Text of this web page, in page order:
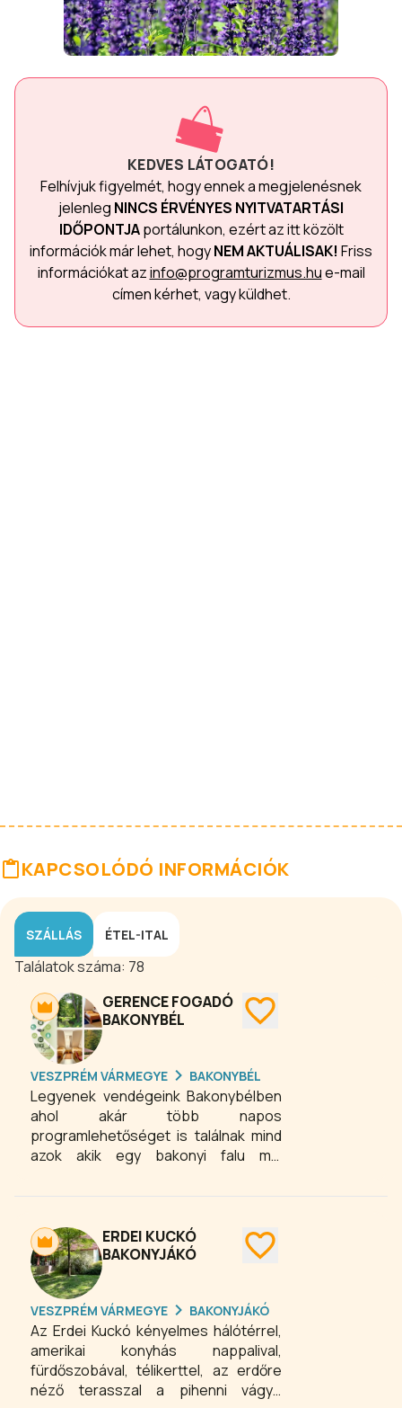
KEDVES LÁTOGATÓ!
Felhívjuk figyelmét, hogy ennek a megjelenésnek
jelenleg NINCS ÉRVÉNYES NYITVATARTÁSI
IDŐPONTJA portálunkon, ezért az itt közölt
információk már lehet, hogyNEM AKTUÁLISAK! Friss
információkat azinfo@programturizmus.hue-mail
címen kérhet, vagy küldhet.
KAPCSOLÓDÓ INFORMÁCIÓK
SZÁLLÁS ÉTEL-ITAL
Találatok száma: 78
GERENCE FOGADÓ
BAKONYBÉL
VESZPRÉM VÁRMEGYE BAKONYBÉL
Legyenek vendégeink Bakonybélben
ahol akár több napos
programlehetőséget is találnak mind
azok akik egy bakonyi falu mai
visszatekintve régi idők üzeneteivel
túrázni vágyók számtalan kiépített
turista útvonalon indulhatnak útnak,
hogy felfedezzék a Magas Bakony
vadregényes tájainak szépségeit,
geológiai értékeit.
ERDEI KUCKÓ
BAKONYJÁKÓ
VESZPRÉM VÁRMEGYE BAKONYJÁKÓ
Az Erdei Kuckó kényelmes hálótérrel,
amerikai konyhás nappalival,
fürdőszobával, télikerttel, az erdőre
néző terasszal a pihenni vágyó